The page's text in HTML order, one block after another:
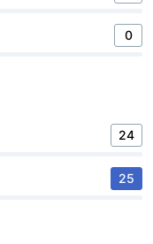
0
24
25